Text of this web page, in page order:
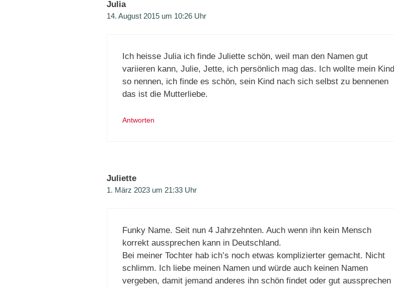
Julia
14. August 2015 um 10:26 Uhr
Ich heisse Julia ich finde Juliette schön, weil man den Namen gut
variieren kann, Julie, Jette, ich persönlich mag das. Ich wollte mein Kind
so nennen, ich finde es schön, sein Kind nach sich selbst zu bennenen
das ist die Mutterliebe.
Antworten
Juliette
1. März 2023 um 21:33 Uhr
Funky Name. Seit nun 4 Jahrzehnten. Auch wenn ihn kein Mensch
korrekt aussprechen kann in Deutschland.
Bei meiner Tochter hab ich’s noch etwas komplizierter gemacht. Nicht
schlimm. Ich liebe meinen Namen und würde auch keinen Namen
vergeben, damit jemand anderes ihn schön findet oder gut aussprechen